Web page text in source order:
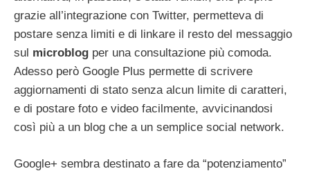
grazie all’integrazione con Twitter, permetteva di
postare senza limiti e di linkare il resto del messaggio
sul microblog per una consultazione più comoda.
Adesso però Google Plus permette di scrivere
aggiornamenti di stato senza alcun limite di caratteri,
e di postare foto e video facilmente, avvicinandosi
così più a un blog che a un semplice social network.
Google+ sembra destinato a fare da “potenziamento”